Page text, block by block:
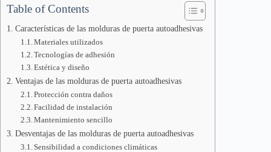
Table of Contents
Características de las molduras de puerta autoadhesivas
Materiales utilizados
Tecnologías de adhesión
Estética y diseño
Ventajas de las molduras de puerta autoadhesivas
Protección contra daños
Facilidad de instalación
Mantenimiento sencillo
Desventajas de las molduras de puerta autoadhesivas
Sensibilidad a condiciones climáticas